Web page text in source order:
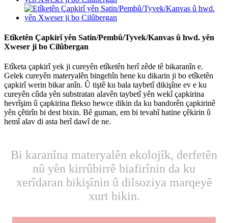
Etîketên Çapkirî yên Satin/Pembû/Tyvek/Kanvas û hwd. yên
Xweser ji bo Cilûbergan
Etîketa çapkirî yek ji cureyên etîketên herî zêde tê bikaranîn e.
Gelek cureyên materyalên bingehîn hene ku dikarin ji bo etîketên
çapkirî werin bikar anîn. Û tiştê ku bala taybetî dikişîne ev e ku
cureyên cûda yên substratan alavên taybetî yên wekî çapkirina
hevrîşim û çapkirina flekso hewce dikin da ku bandorên çapkirinê
yên çêtirîn bi dest bixin. Bê guman, em bi tevahî hatine çêkirin û
hemî alav di asta herî dawî de ne.
Bi karanîna materyalên ekolojîk, derfetên
nû yên kirrûbirrê biafirînin da ku
xerîdaran bikişînin û dilsoziya marqeyê
xurt bikin.